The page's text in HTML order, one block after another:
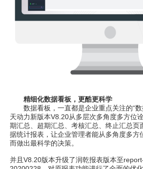
精细化数据看板，更酷更科学
数据看板，一直都是企业重点关注的“数
天动力新版本V8.20从多层次多角度多方位
期汇总、超期汇总、考核汇总、终止汇总页
据统计报表，让企业管理者能从多角度多方
而做出最科学的决策。
并且V8.20版本升级了润乾报表版本至